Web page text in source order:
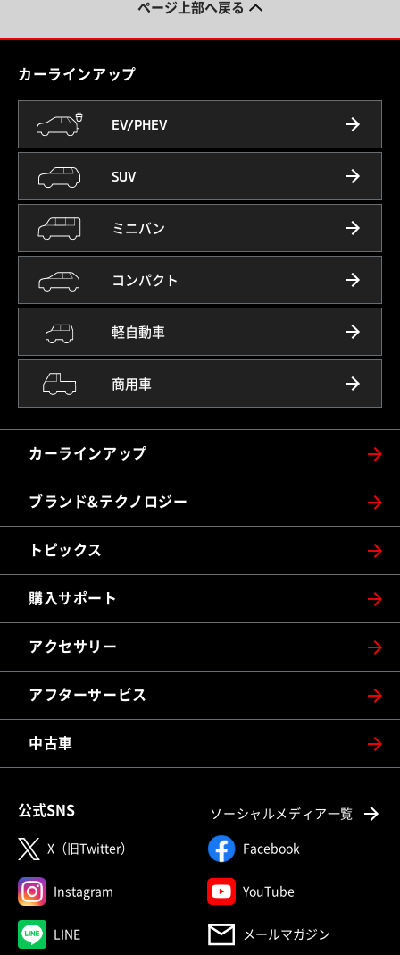
ページ上部へ戻る
カーラインアップ
カーラインアップ
EV/PHEV
SUV
ミニバン
コンパクト
軽自動車
商用車
ブランド&テクノロジー
トピックス
購入サポート
アクセサリー
アフターサービス
中古車
公式SNS ソーシャルメディア一覧
X（旧Twitter） Facebook
Instagram YouTube
LINE メールマガジン